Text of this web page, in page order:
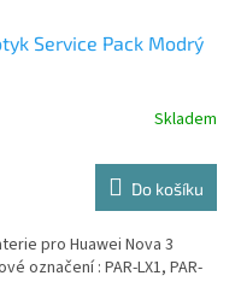
Service Pack Modrý
Skladem
Do košíku
pro Huawei Nova 3
označení : PAR-LX1, PAR-